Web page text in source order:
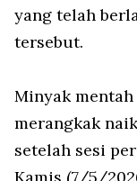
yang telah
tersebut.
Minyak mentah
merangkak
setelah sesi